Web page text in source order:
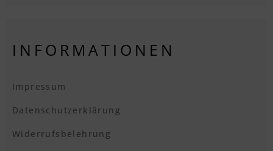
INFORMATIONEN
Impressum
Datenschutzerklärung
Widerrufsbelehrung